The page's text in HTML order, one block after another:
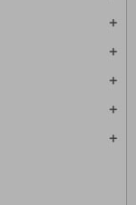
add
add
add
add
add